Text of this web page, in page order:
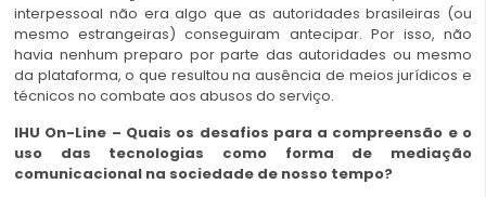
interpessoal não era algo que as autoridades brasileiras (ou
mesmo estrangeiras) conseguiram antecipar. Por isso, não
havia nenhum preparo por parte das autoridades ou mesmo
da plataforma, o que resultou na ausência de meios jurídicos e
técnicos no combate aos abusos do serviço.
IHU On-Line – Quais os desafios para a compreensão e o
uso das tecnologias como forma de mediação
comunicacional na sociedade de nosso tempo?